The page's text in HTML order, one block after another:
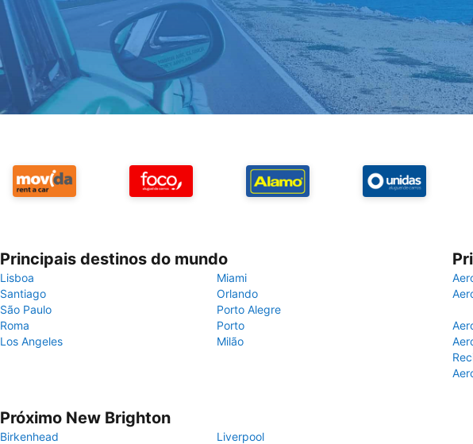
Principais destinos do mundo
Lisboa
Miami
Santiago
Orlando
São Paulo
Porto Alegre
Roma
Porto
Los Angeles
Milão
Próximo New Brighton
Birkenhead Liverpool